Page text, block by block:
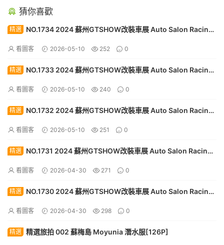
猜你喜歡
精選
NO.1734 2024 蘇州GTSHOW改裝車展 Auto Salon Racing
看圖客 2026-05-10 252 0
精選
NO.1733 2024 蘇州GTSHOW改裝車展 Auto Salon Racing
看圖客 2026-05-10 240 0
精選
NO.1732 2024 蘇州GTSHOW改裝車展 Auto Salon Racing
看圖客 2026-05-10 251 0
精選
NO.1731 2024 蘇州GTSHOW改裝車展 Auto Salon Racing
看圖客 2026-04-30 271 0
精選
NO.1730 2024 蘇州GTSHOW改裝車展 Auto Salon Racing
看圖客 2026-04-30 298 0
精選 精選旅拍 002 蘇梅島 Moyunia 潛水服[126P]